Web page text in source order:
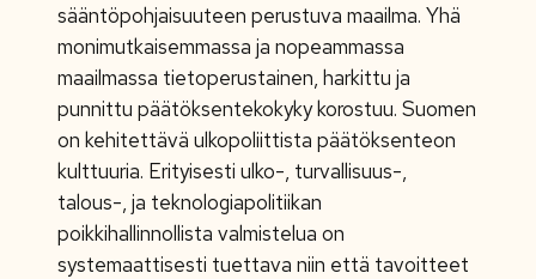
sääntöpohjaisuuteen perustuva maailma. Yhä
monimutkaisemmassa ja nopeammassa
maailmassa tietoperustainen, harkittu ja
punnittu päätöksentekokyky korostuu. Suomen
on kehitettävä ulkopoliittista päätöksenteon
kulttuuria. Erityisesti ulko-, turvallisuus-,
talous-, ja teknologiapolitiikan
poikkihallinnollista valmistelua on
systemaattisesti tuettava niin että tavoitteet